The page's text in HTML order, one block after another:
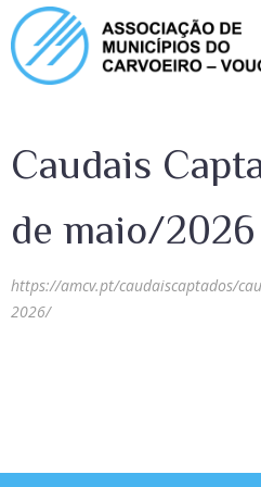
Caudais
de maio/2026
https://amcv.pt/caudaiscaptados/
2026/